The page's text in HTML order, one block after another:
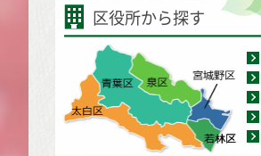
区役所から探す